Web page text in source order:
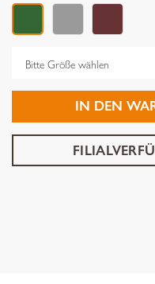
IN DEN